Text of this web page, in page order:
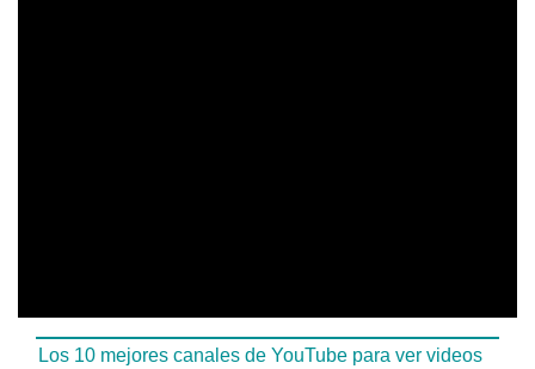
Los 10 mejores canales de YouTube para ver videos